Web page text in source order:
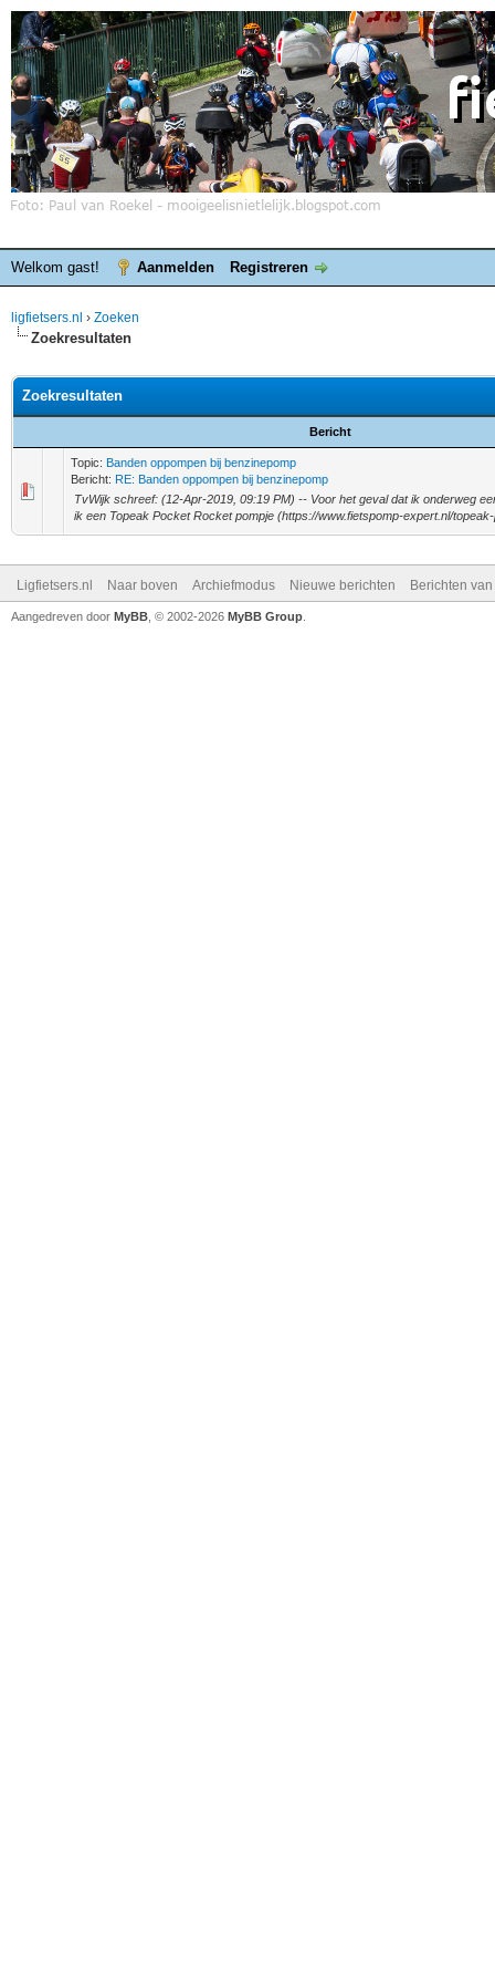
Welkom gast! Aanmelden Registreren
ligfietsers.nl › Zoeken
Zoekresultaten
Zoekresultaten
Bericht
Topic: Banden oppompen bij benzinepomp
Bericht: RE: Banden oppompen bij benzinepomp
TvWijk schreef: (12-Apr-2019, 09:19 PM) -- Voor het geval dat ik onderweg
ik een Topeak Pocket Rocket pompje (https://www.fietspomp-expert.nl/
Ligfietsers.nl Naar boven Archiefmodus Nieuwe berichten Berichten
Aangedreven door MyBB , © 2002-2026 MyBB Group